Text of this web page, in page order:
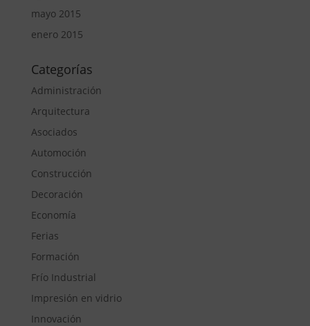
mayo 2015
enero 2015
Categorías
Administración
Arquitectura
Asociados
Automoción
Construcción
Decoración
Economía
Ferias
Formación
Frío Industrial
Impresión en vidrio
Innovación